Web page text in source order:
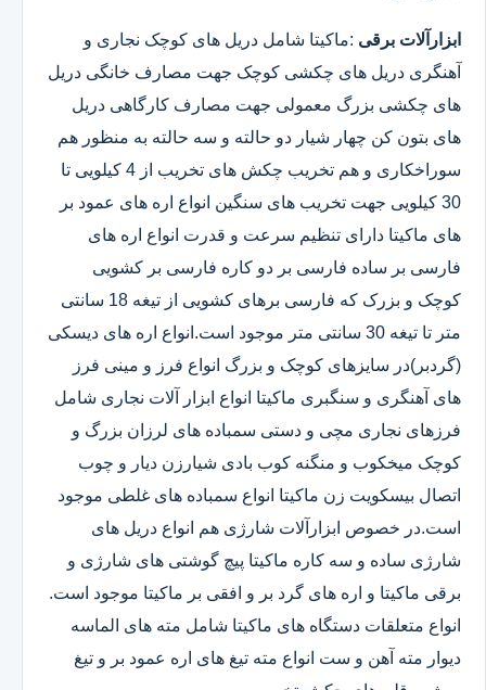
ابزارآلات برقی :ماکیتا شامل دریل های کوچک نجاری و
آهنگری دریل های چکشی کوچک جهت مصارف خانگی دریل
های چکشی بزرگ معمولی جهت مصارف کارگاهی دریل
های بتون کن چهار شیار دو حالته و سه حالته به منظور هم
سوراخکاری و هم تخریب چکش های تخریب از 4 کیلویی تا
30 کیلویی جهت تخریب های سنگین انواع اره های عمود بر
های ماکیتا دارای تنظیم سرعت و قدرت انواع اره های
فارسی بر ساده فارسی بر دو کاره فارسی بر کشویی
کوچک و بزرک که فارسی برهای کشویی از تیغه 18 سانتی
متر تا تیغه 30 سانتی متر موجود است.انواع اره های دیسکی
(گردبر)در سایزهای کوچک و بزرگ انواع فرز و مینی فرز
های آهنگری و سنگبری ماکیتا انواع ابزار آلات نجاری شامل
فرزهای نجاری مچی و دستی سمباده های لرزان بزرگ و
کوچک میخکوب و منگنه کوب بادی شیارزن دیار و چوب
اتصال بیسکویت زن ماکیتا انواع سمباده های غلطی موجود
است.در خصوص ابزارآلات شارژی هم انواع دریل های
شارژی ساده و سه کاره ماکیتا پیچ گوشتی های شارژی و
برقی ماکیتا و اره های گرد بر و افقی بر ماکیتا موجود است.
انواع متعلقات دستگاه های ماکیتا شامل مته های الماسه
دیوار مته آهن و ست انواع مته تیغ های اره عمود بر و تیغ